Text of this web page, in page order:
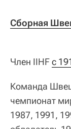
Сборная
Член IIHFс
Команда
чемпионат
1987, 1991,